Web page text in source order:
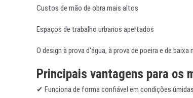
Custos de mão de obra mais altos
Espaços de trabalho urbanos apertados
O design à prova d'água, à prova de poeira e de
Principais vantagens para os
✔ Funciona de forma confiável em condições